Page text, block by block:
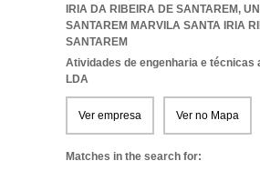
IRIA DA RIBEIRA DE SANTAREM,
SANTAREM MARVILA SANTA IRIA
SANTAREM
Atividades de engenharia e técnicas
LDA
Ver empresa Ver no Mapa
Matches in the search for: